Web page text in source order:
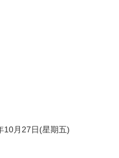
10月27日(星期五)